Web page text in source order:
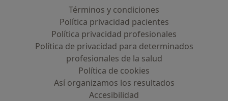
Términos y condiciones
Política privacidad pacientes
Política privacidad profesionales
Política de privacidad para determinados
profesionales de la salud
Política de cookies
Así organizamos los resultados
Accesibilidad